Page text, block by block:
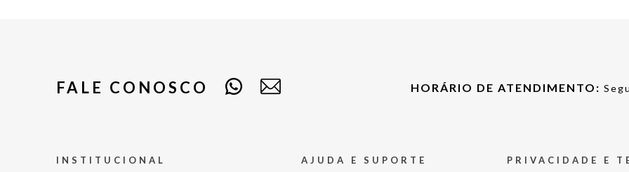
FALE CONOSCO HORÁRIO DE ATENDIMENTO:
INSTITUCIONAL AJUDA E SUPORTE PRIVACIDADE E